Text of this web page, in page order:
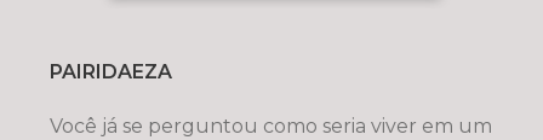
PAIRIDAEZA
Você já se perguntou como seria viver em um